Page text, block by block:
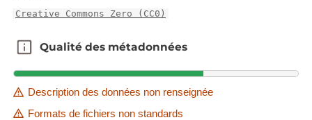
Creative Commons Zero (CC0)
Qualité des métadonnées
Qualité des métadonnées
Description des données non renseignée
Formats de fichiers non standards